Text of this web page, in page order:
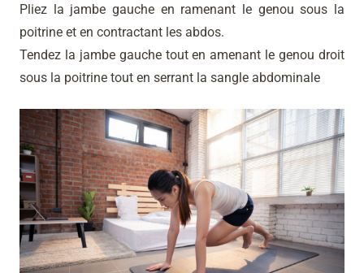
Pliez la jambe gauche en ramenant le genou sous la
poitrine et en contractant les abdos.
Tendez la jambe gauche tout en amenant le genou droit
sous la poitrine tout en serrant la sangle abdominale